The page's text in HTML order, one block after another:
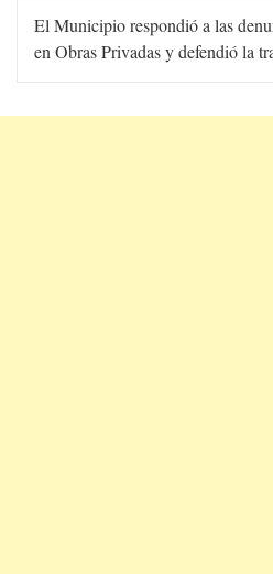
El Municipio respondió a las
en Obras Privadas y defendió la